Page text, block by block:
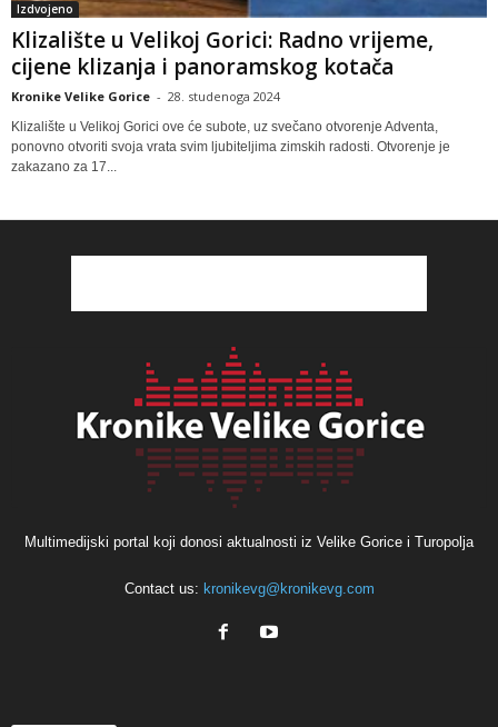
Izdvojeno
Klizalište u Velikoj Gorici: Radno vrijeme,
cijene klizanja i panoramskog kotača
Kronike Velike Gorice - 28. studenoga 2024
Klizalište u Velikoj Gorici ove će subote, uz svečano otvorenje Adventa,
ponovno otvoriti svoja vrata svim ljubiteljima zimskih radosti. Otvorenje je
zakazano za 17...
Multimedijski portal koji donosi aktualnosti iz Velike Gorice i Turopolja
Contact us: kronikevg@kronikevg.com